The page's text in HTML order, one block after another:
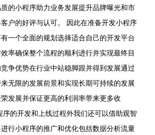
的小程序助力业务发展提升品牌曝光和市
户的好评与认可。 因此在准备开发小程序
一个全面的规划选择适合自己的开发平台
率确保整个流程的顺利进行并实现最终目
争优势在行业中站稳脚跟并得到发展通过
无限的发展前景和实现长期可持续的发展
发展并保证更高的利润率带来更多收
序的开发和上线过程外我们还可以借助观智
行小程序的推广和优化包括数据分析流量